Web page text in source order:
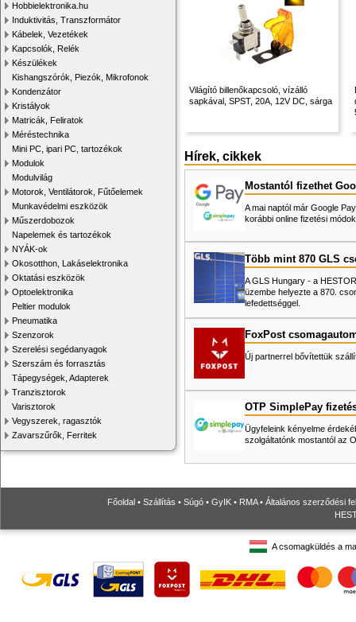
Hobbielektronika.hu
Induktivitás, Transzformátor
Kábelek, Vezetékek
Kapcsolók, Relék
Készülékek
Kishangszórók, Piezók, Mikrofonok
Kondenzátor
Kristályok
Matricák, Feliratok
Méréstechnika
Mini PC, ipari PC, tartozékok
Modulok
Modulvilág
Motorok, Ventilátorok, Fűtőelemek
Munkavédelmi eszközök
Műszerdobozok
Napelemek és tartozékok
NYÁK-ok
Okosotthon, Lakáselektronika
Oktatási eszközök
Optoelektronika
Peltier modulok
Pneumatika
Szenzorok
Szerelési segédanyagok
Szerszám és forrasztás
Tápegységek, Adapterek
Tranzisztorok
Varisztorok
Vegyszerek, ragasztók
Zavarszűrők, Ferritek
Világító billenőkapcsoló, vízálló
sapkával, SPST, 20A, 12V DC, sárga
Hírek, cikkek
Mostantól fizethet
A mai naptól már Google
korábbi online fizetési
Több mint 870 GLS
A GLS Hungary - a
üzembe helyezte a 870.
lefedettséggel.
FoxPost
Új partnerrel bővítettük
OTP SimplePay
Ügyfeleink kényelme
szolgáltatónk mostantól az
Főoldal • Szállítás • Súgó • GyIK • RMA• Általános szerződési
A csomagküldés a